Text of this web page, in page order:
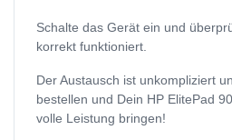
Schalte das Gerät ein und
korrekt funktioniert.
Der Austausch ist unkompliziert
bestellen und Dein HP ElitePad
volle Leistung bringen!